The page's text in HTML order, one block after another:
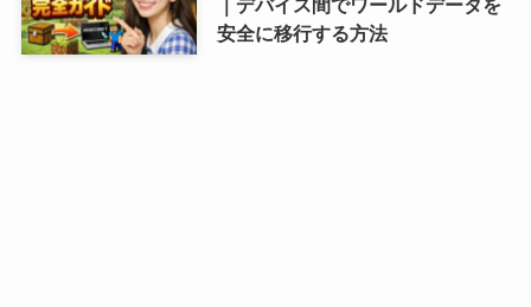
｜デバイス間でワールドデータを
安全に移行する方法